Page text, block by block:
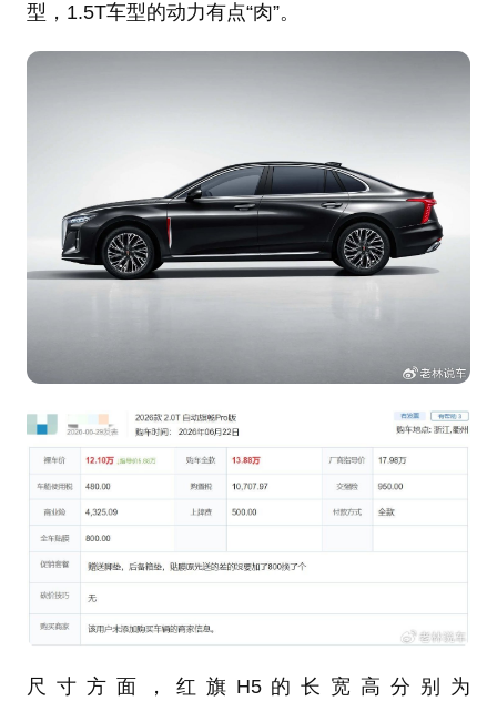
型，1.5T车型的动力有点“肉”。
尺寸方面，红旗H5的长宽高分别为